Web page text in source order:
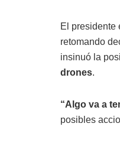
El presidente
retomando
insinuó la
drones.
“Algo va a
posibles